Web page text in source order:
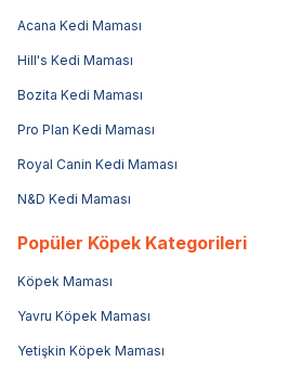
Acana Kedi Maması
Hill's Kedi Maması
Bozita Kedi Maması
Pro Plan Kedi Maması
Royal Canin Kedi Maması
N&D Kedi Maması
Popüler Köpek Kategorileri
Köpek Maması
Yavru Köpek Maması
Yetişkin Köpek Maması